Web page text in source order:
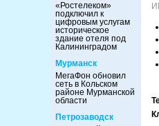
«Ростелеком»
подключил к
цифровым услугам
историческое
здание отеля под
Калининградом
Мурманск
МегаФон обновил
сеть в Кольском
районе Мурманской
области
Петрозаводск